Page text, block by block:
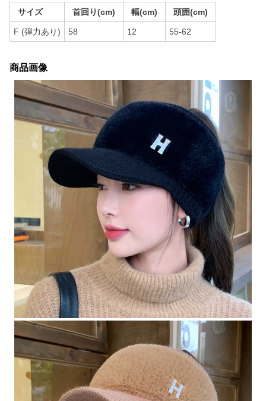
サイズ 首回り(cm) 幅(cm) 頭囲(cm)
F (弾力あり) 58 12 55-62
商品画像